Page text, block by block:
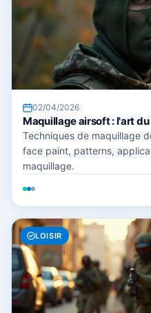
02/04/2026
Maquillage airsoft : l'art
Techniques de maquillage
face paint, patterns,
maquillage.
LOISIR